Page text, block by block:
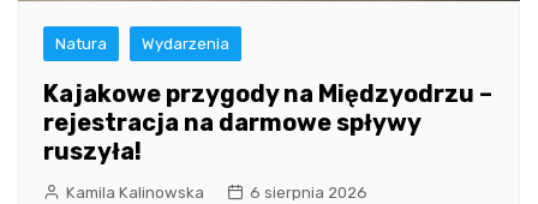
Natura Wydarzenia
Kajakowe przygody na Międzyodrzu –
rejestracja na darmowe spływy
ruszyła!
Kamila Kalinowska 6 sierpnia 2026